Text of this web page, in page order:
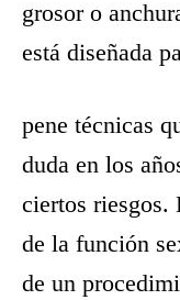
grosor o
está diseñada
pene técnicas
duda en los
ciertos riesgos.
de la función
de un